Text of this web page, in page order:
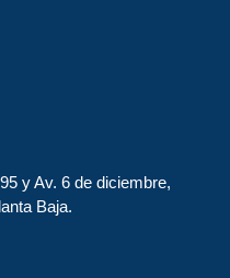
y Av. 6 de diciembre,
Baja.